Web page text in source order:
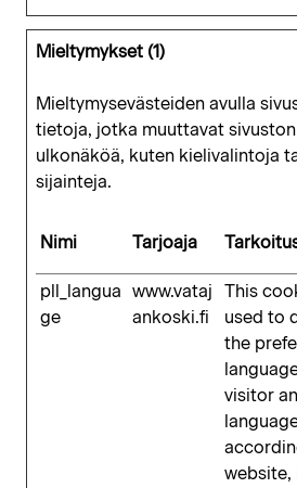
Mieltymykset (1)
Mieltymysevästeiden avulla
tietoja, jotka muuttavat
ulkonäköä, kuten kielivalintoja
sijainteja.
Nimi Tarjoaja
pll_langua
ge
www.vataj
ankoski.fi
This
used to
the
visitor
website,